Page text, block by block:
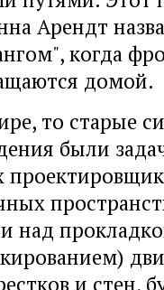
Арендт
когда
домой.
то старые
были
над
и стен,